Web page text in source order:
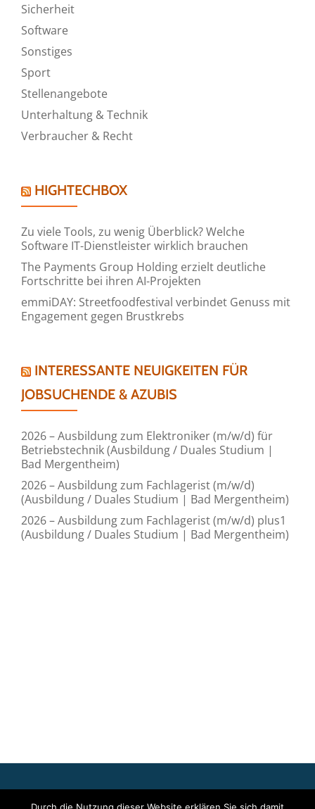
Sicherheit
Software
Sonstiges
Sport
Stellenangebote
Unterhaltung & Technik
Verbraucher & Recht
HIGHTECHBOX
Zu viele Tools, zu wenig Überblick? Welche
Software IT-Dienstleister wirklich brauchen
The Payments Group Holding erzielt deutliche
Fortschritte bei ihren AI-Projekten
emmiDAY: Streetfoodfestival verbindet Genuss mit
Engagement gegen Brustkrebs
INTERESSANTE NEUIGKEITEN FÜR
JOBSUCHENDE & AZUBIS
2026 – Ausbildung zum Elektroniker (m/w/d) für
Betriebstechnik (Ausbildung / Duales Studium |
Bad Mergentheim)
2026 – Ausbildung zum Fachlagerist (m/w/d)
(Ausbildung / Duales Studium | Bad Mergentheim)
2026 – Ausbildung zum Fachlagerist (m/w/d) plus1
(Ausbildung / Duales Studium | Bad Mergentheim)